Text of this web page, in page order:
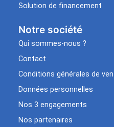
Solution de financement
Notre société
Qui sommes-nous ?
Contact
Conditions générales de
Données personnelles
Nos 3 engagements
Nos partenaires